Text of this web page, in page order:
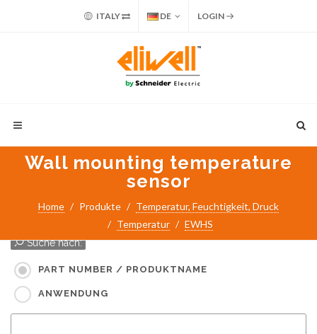
ITALY DE LOGIN
Wall mounting temperature
sensor
Home Produkte
Temperatur, Feuchtigkeit, Druck
Temperatur
EWHS
Suche nach:
PART NUMBER / PRODUKTNAME
ANWENDUNG